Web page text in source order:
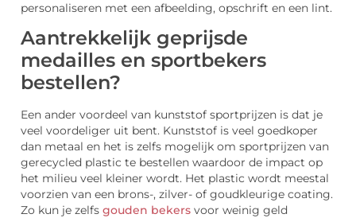
personaliseren met een afbeelding, opschrift en een lint.
Aantrekkelijk geprijsde
medailles en sportbekers
bestellen?
Een ander voordeel van kunststof sportprijzen is dat je
veel voordeliger uit bent. Kunststof is veel goedkoper
dan metaal en het is zelfs mogelijk om sportprijzen van
gerecycled plastic te bestellen waardoor de impact op
het milieu veel kleiner wordt. Het plastic wordt meestal
voorzien van een brons-, zilver- of goudkleurige coating.
Zo kun je zelfs gouden bekers voor weinig geld